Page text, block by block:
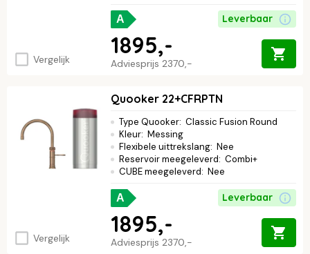
Vergelijk
A Leverbaar
Adviesprijs 2370,-
1895,-
Vergelijk
Quooker 22+CFRPTN
Type Quooker: Classic Fusion Round
Kleur: Messing
Flexibele uittrekslang: Nee
Reservoir meegeleverd: Combi+
CUBE meegeleverd: Nee
A Leverbaar
Adviesprijs 2370,-
1895,-